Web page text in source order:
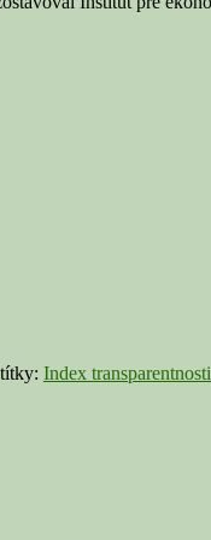
Index transparentnosti